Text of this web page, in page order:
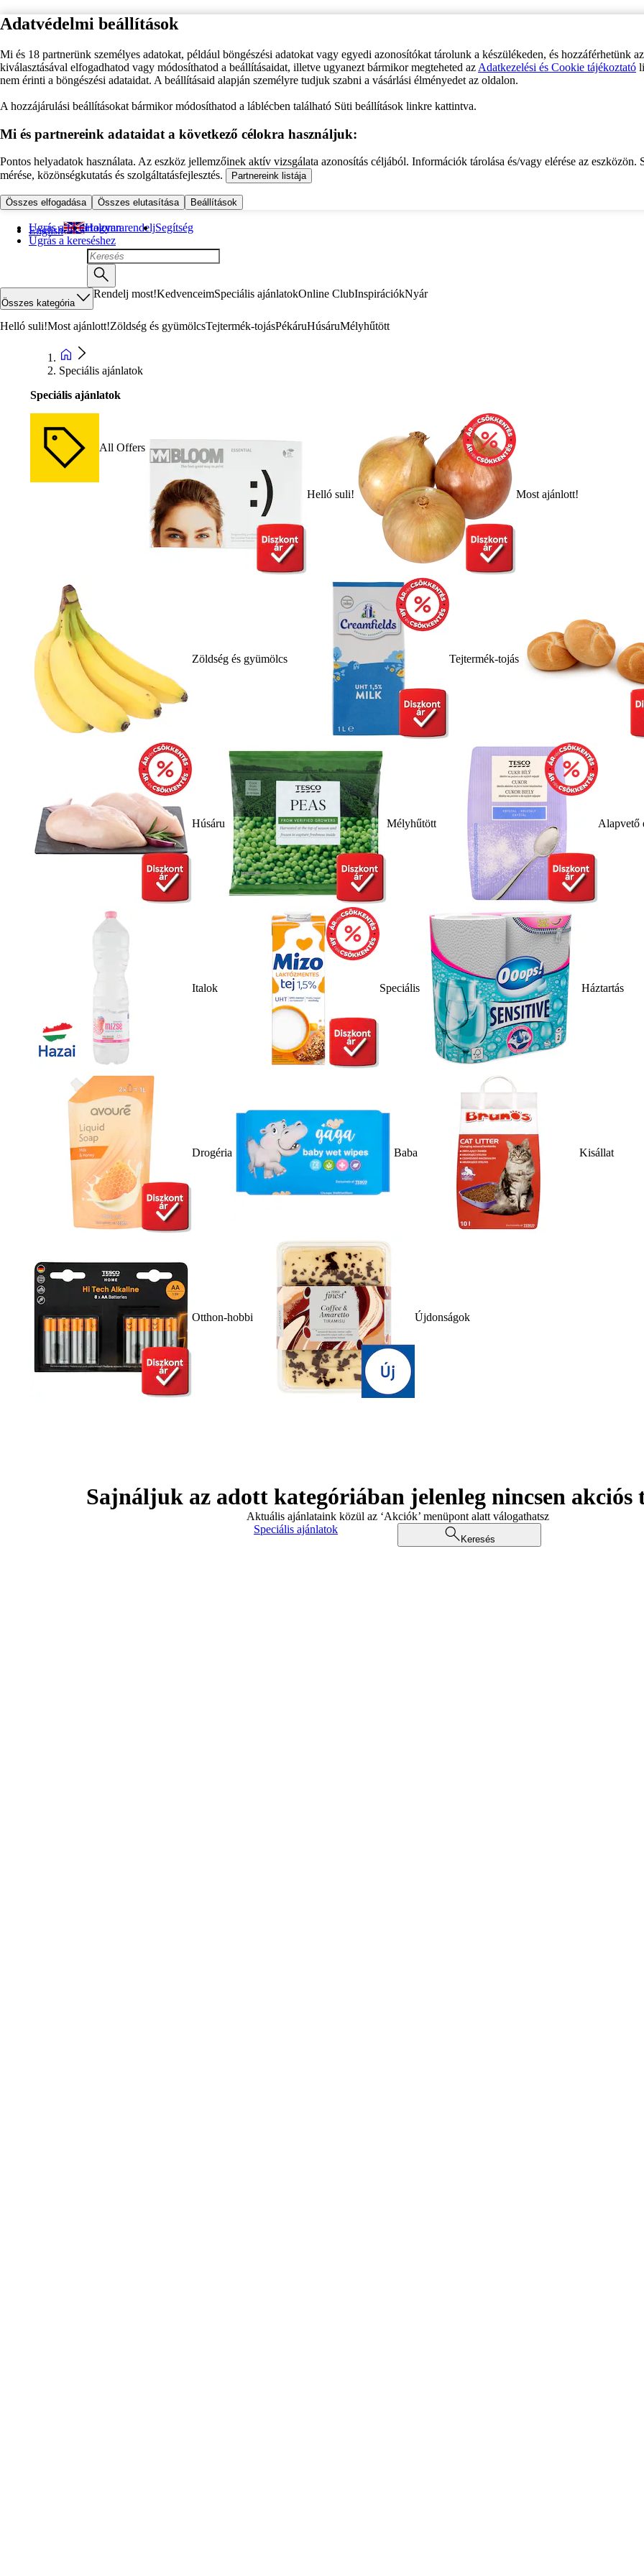
Adatvédelmi beállítások
Mi és 18 partnerünk személyes adatokat, például böngészési adatokat vagy egyedi azonosítókat tárolunk a készülékeden, és hozzáférhetünk
kiválasztásával elfogadhatod vagy módosíthatod a beállításaidat, illetve ugyanezt bármikor megteheted az Adatkezelési és Cookie tájékoztató
nem érinti a böngészési adataidat. A beállításaid alapján személyre tudjuk szabni a vásárlási élményedet az oldalon.
A hozzájárulási beállításokat bármikor módosíthatod a láblécben található Süti beállítások linkre kattintva.
Mi és partnereink adataidat a következő célokra használjuk:
Pontos helyadatok használata. Az eszköz jellemzőinek aktív vizsgálata azonosítás céljából. Információk tárolása és/vagy elérése az eszközön.
mérése, közönségkutatás és szolgáltatásfejlesztés.
Partnereink listája
Összes elfogadása Összes elutasítása Beállítások
Ugrás a fő tartalomra
Ugrás a kereséshez
English Hogyan rendeljSegítség
Összes kategória
Rendelj most!KedvenceimSpeciális ajánlatokOnline ClubInspirációkNyár
Helló suli!Most ajánlott!Zöldség és gyümölcsTejtermék-tojásPékáruHúsáruMélyhűtött
Speciális ajánlatok
Speciális ajánlatok
All Offers
Helló suli! Most ajánlott!
Zöldség és gyümölcs Tejtermék-tojás
Húsáru Mélyhűtött Alapvető
Italok Speciális Háztartás
Drogéria Baba Kisállat
Otthon-hobbi Újdonságok
Sajnáljuk az adott kategóriában jelenleg nincsen akciós
Aktuális ajánlataink közül az ‘Akciók’ menüpont alatt válogathatsz
Speciális ajánlatok
Keresés